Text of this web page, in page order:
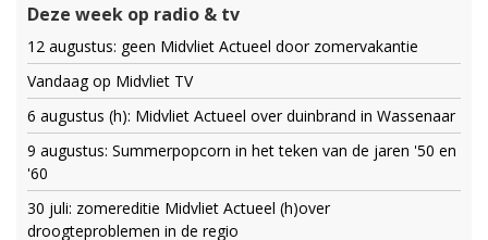
Deze week op radio & tv
12 augustus: geen Midvliet Actueel door zomervakantie
Vandaag op Midvliet TV
6 augustus (h): Midvliet Actueel over duinbrand in Wassenaar
9 augustus: Summerpopcorn in het teken van de jaren '50 en
'60
30 juli: zomereditie Midvliet Actueel (h)over
droogteproblemen in de regio